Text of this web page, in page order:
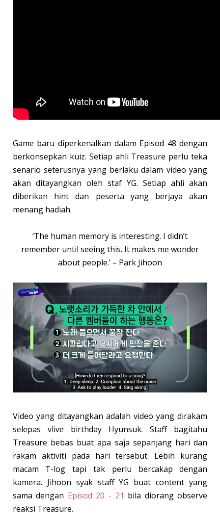
Game baru diperkenalkan dalam Episod 48 dengan
berkonsepkan kuiz. Setiap ahli Treasure perlu teka
senario seterusnya yang berlaku dalam video yang
akan ditayangkan oleh staf YG. Setiap ahli akan
diberikan hint dan peserta yang berjaya akan
menang hadiah.
‘The human memory is interesting. I didn’t
remember until seeing this. It makes me wonder
about people.’ – Park Jihoon
Video yang ditayangkan adalah video yang dirakam
selepas vlive birthday Hyunsuk. Staff bagitahu
Treasure bebas buat apa saja sepanjang hari dan
rakam aktiviti pada hari tersebut. Lebih kurang
macam T-log tapi tak perlu bercakap dengan
kamera. Jihoon syak staff YG buat content yang
sama dengan Episod 20 - 21 bila diorang observe
reaksi Treasure.